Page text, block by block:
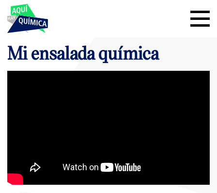
Mi ensalada química